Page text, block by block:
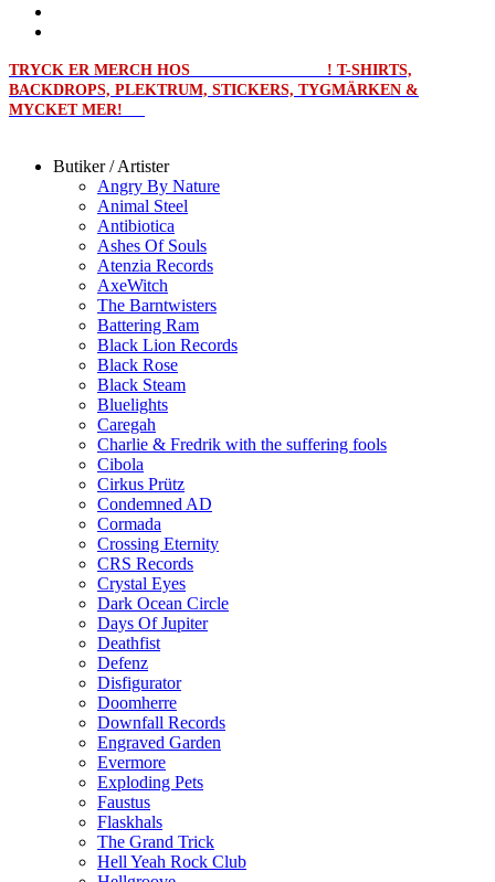
TRYCK ER MERCH HOS
! T-SHIRTS,
BACKDROPS, PLEKTRUM, STICKERS, TYGMÄRKEN &
MYCKET MER!
Butiker / Artister
Angry By Nature
Animal Steel
Antibiotica
Ashes Of Souls
Atenzia Records
AxeWitch
The Barntwisters
Battering Ram
Black Lion Records
Black Rose
Black Steam
Bluelights
Caregah
Charlie & Fredrik with the suffering fools
Cibola
Cirkus Prütz
Condemned AD
Cormada
Crossing Eternity
CRS Records
Crystal Eyes
Dark Ocean Circle
Days Of Jupiter
Deathfist
Defenz
Disfigurator
Doomherre
Downfall Records
Engraved Garden
Evermore
Exploding Pets
Faustus
Flaskhals
The Grand Trick
Hell Yeah Rock Club